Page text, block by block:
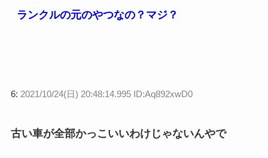
ランクルの元のやつなの？マジ？
6: 2021/10/24(日) 20:48:14.995 ID:Aq892xwD0
古い車が全部かっこいいわけじゃないんやで